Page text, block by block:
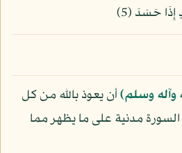
وآله وسلم)أن يعوذ بالله من كل
مدنية على ما يظهر مما